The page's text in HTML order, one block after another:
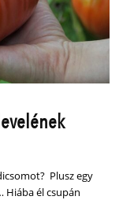
Plusz egy
Hiába él csupán